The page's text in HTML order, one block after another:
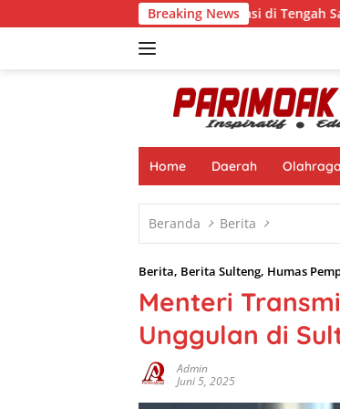
ke
Breaking News
Beroperasi di Tengah Sanksi, Izin CV
Home Daerah Olahraga
Beranda Berita
Berita, Berita Sulteng, Humas
Menteri
Unggulan di
Admin
Juni 5, 2025